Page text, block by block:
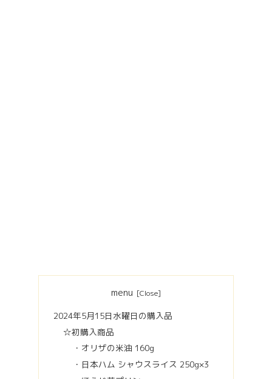
menu
2024年5月15日水曜日の購入品
☆初購入商品
・オリザの米油 160g
・日本ハム シャウスライス 250g×3